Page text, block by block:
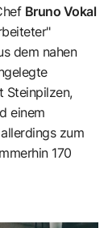
Bruno Vokal
dem nahen
Steinpilzen,
einem
zum
170